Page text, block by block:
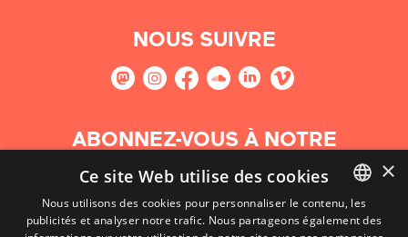
NOUS SUIVRE
ABONNEZ-VOUS À NOTRE
NEWSLETTER
S'abonner
BASQUE
×
Ce site Web utilise des cookies
Nous utilisons des cookies pour personnaliser le contenu, les
publicités et analyser notre trafic. Nous partageons également des